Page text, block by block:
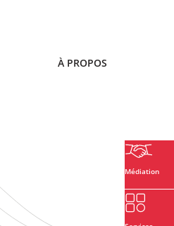
À PROPOS
Médiation